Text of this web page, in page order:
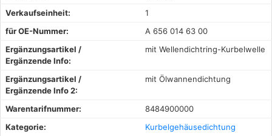
Verkaufseinheit:
1
für OE-Nummer:
A 656 014 63 00
Ergänzungsartikel /
Ergänzende Info:
mit Wellendichtring-Kurbelwelle
Ergänzungsartikel /
Ergänzende Info 2:
mit Ölwannendichtung
Warentarifnummer:
8484900000
Kategorie:
Kurbelgehäusedichtung